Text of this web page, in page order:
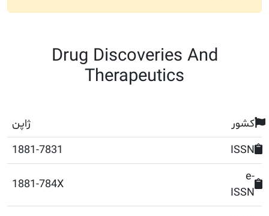
Drug Discoveries And
Therapeutics
1881-7831
1881-784X